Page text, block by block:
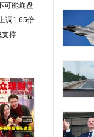
可能崩盘
调1.65倍
支撑